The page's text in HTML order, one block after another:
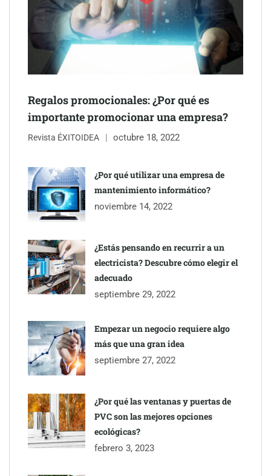
Schaeffler mejora su rentabilidad en el primer semestre de 2026
NOVA: innovación y diseño que transforman espacios de la
mano de Tormo Franquicias
Regalos promocionales: ¿Por qué es
importante promocionar una empresa?
Revista ÉXITOIDEA octubre 18, 2022
¿Por qué utilizar una empresa de
mantenimiento informático?
noviembre 14, 2022
¿Estás pensando en recurrir a un
electricista? Descubre cómo elegir el
adecuado
septiembre 29, 2022
Empezar un negocio requiere algo
más que una gran idea
septiembre 27, 2022
¿Por qué las ventanas y puertas de
PVC son las mejores opciones
ecológicas?
febrero 3, 2023